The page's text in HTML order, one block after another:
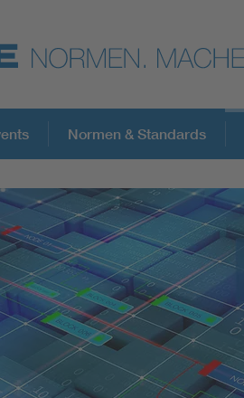
Security
Normen & Standards